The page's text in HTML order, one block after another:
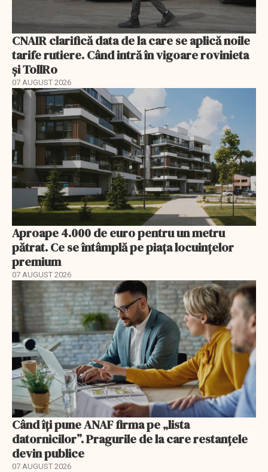
CNAIR clarifică data de la care se aplică noile
tarife rutiere. Când intră în vigoare rovinieta
și TollRo
07 AUGUST 2026
Aproape 4.000 de euro pentru un metru
pătrat. Ce se întâmplă pe piața locuințelor
premium
07 AUGUST 2026
Când îți pune ANAF firma pe „lista
datornicilor”. Pragurile de la care restanțele
devin publice
07 AUGUST 2026